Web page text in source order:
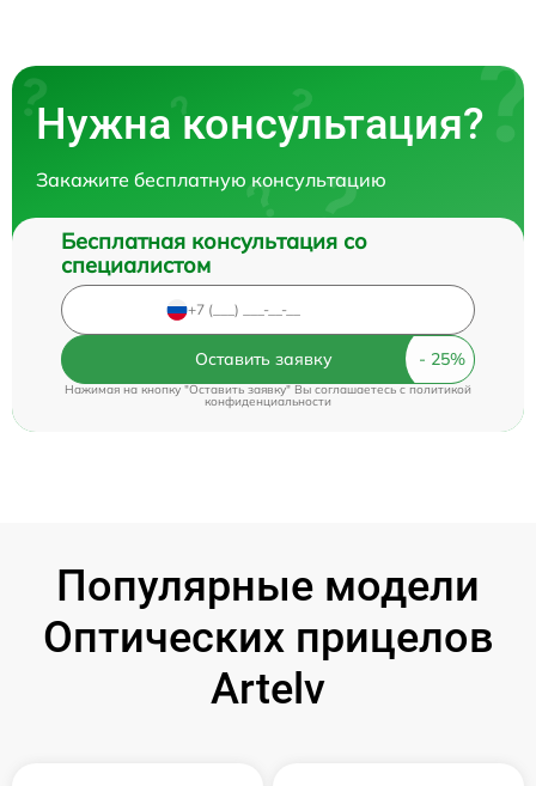
Нужна консультация?
Закажите бесплатную консультацию
Бесплатная консультация со
специалистом
Оставить заявку
Нажимая на кнопку "Оставить заявку" Вы соглашаетесь cполитикой
конфиденциальности
Популярные модели
Оптических прицелов
Artelv